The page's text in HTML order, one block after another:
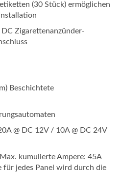
(30 Stück) ermöglichen
Zigarettenanzünder-
Beschichtete
@ DC 12V / 10A @ DC 24V
kumulierte Ampere: 45A
für jedes Panel wird durch die